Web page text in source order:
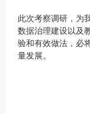
此次考察调研，为
数据治理建设以及
验和有效做法，必
量发展。